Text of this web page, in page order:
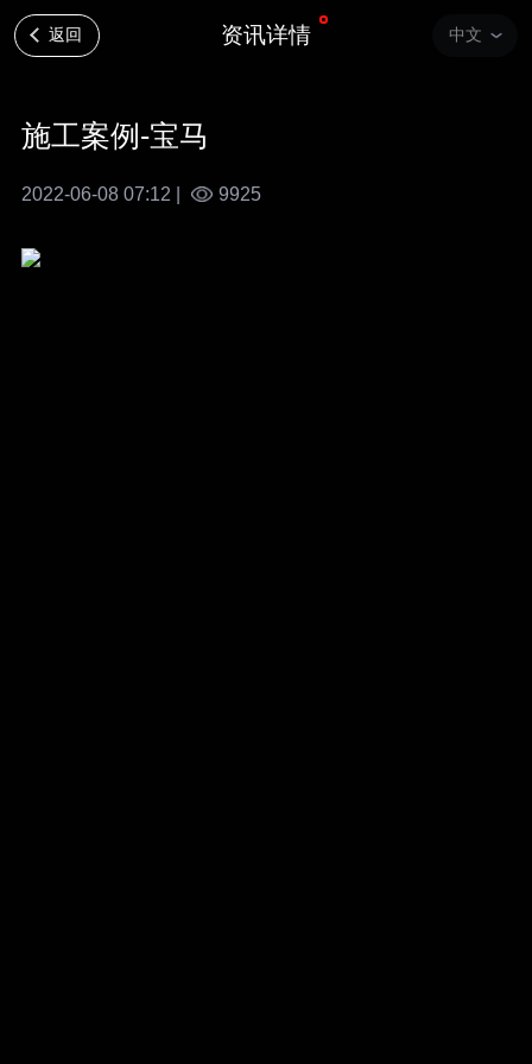
返回 资讯详情 中文
施工案例-宝马
2022-06-08 07:12 | 9925